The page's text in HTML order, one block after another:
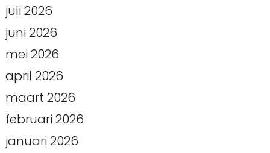
juli 2026
juni 2026
mei 2026
april 2026
maart 2026
februari 2026
januari 2026